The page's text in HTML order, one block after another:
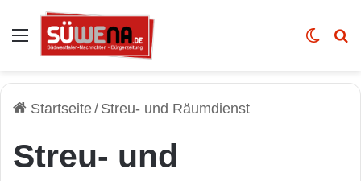
Auswahl Skin
Startseite/ Streu- und Räumdienst
Streu- und